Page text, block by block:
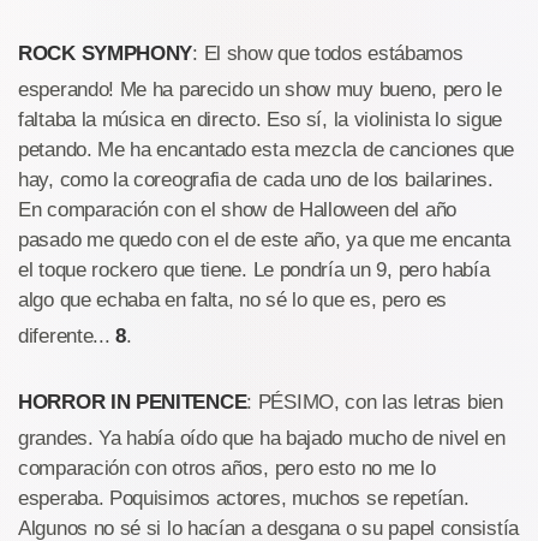
ROCK SYMPHONY: El show que todos estábamos
esperando! Me ha parecido un show muy bueno, pero le
faltaba la música en directo. Eso sí, la violinista lo sigue
petando. Me ha encantado esta mezcla de canciones que
hay, como la coreografia de cada uno de los bailarines.
En comparación con el show de Halloween del año
pasado me quedo con el de este año, ya que me encanta
el toque rockero que tiene. Le pondría un 9, pero había
algo que echaba en falta, no sé lo que es, pero es
diferente...8.
HORROR IN PENITENCE: PÉSIMO, con las letras bien
grandes. Ya había oído que ha bajado mucho de nivel en
comparación con otros años, pero esto no me lo
esperaba. Poquisimos actores, muchos se repetían.
Algunos no sé si lo hacían a desgana o su papel consistía